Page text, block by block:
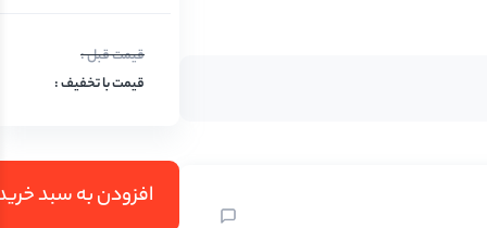
افزودن به سبد